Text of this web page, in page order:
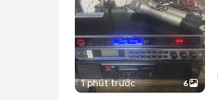
1 phút trước 6